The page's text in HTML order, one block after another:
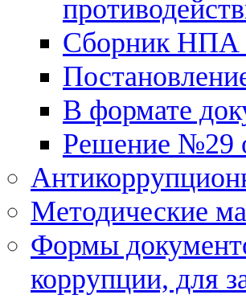
Сборник НПА
В формате
Решение №29
Методические
Формы
коррупции, для